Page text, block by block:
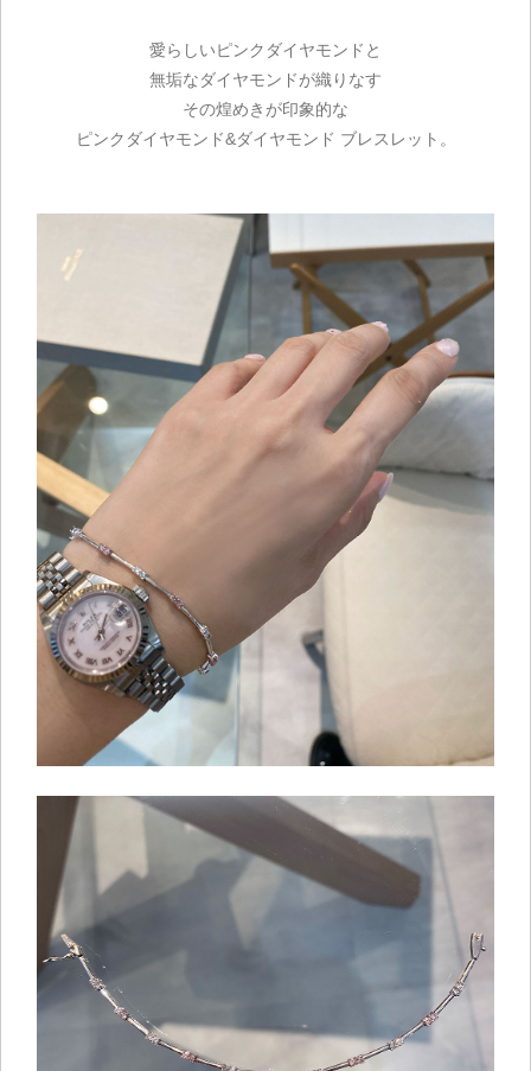
愛らしいピンクダイヤモンドと
無垢なダイヤモンドが織りなす
その煌めきが印象的な
ピンクダイヤモンド&ダイヤモンド ブレスレット。
ご注文手続き
カートを見る
お買い物を続ける